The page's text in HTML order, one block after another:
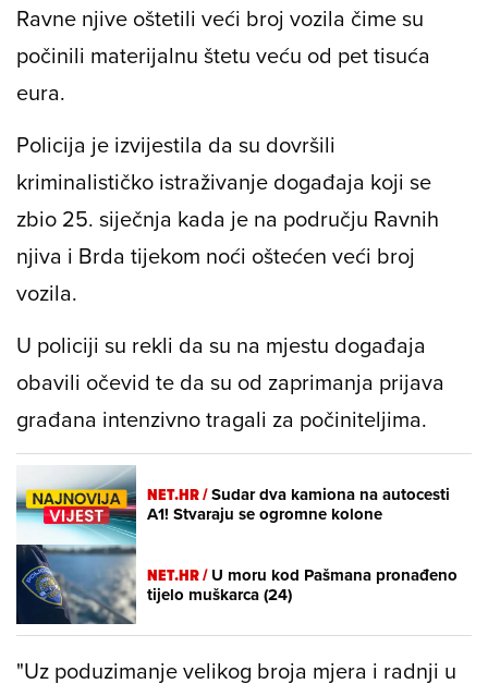
Ravne njive oštetili veći broj vozila čime su
počinili materijalnu štetu veću od pet tisuća
eura.
Policija je izvijestila da su dovršili
kriminalističko istraživanje događaja koji se
zbio 25. siječnja kada je na području Ravnih
njiva i Brda tijekom noći oštećen veći broj
vozila.
U policiji su rekli da su na mjestu događaja
obavili očevid te da su od zaprimanja prijava
građana intenzivno tragali za počiniteljima.
NET.HR /Sudar dva kamiona na autocesti
A1! Stvaraju se ogromne kolone
NET.HR /U moru kod Pašmana pronađeno
tijelo muškarca (24)
"Uz poduzimanje velikog broja mjera i radnji u